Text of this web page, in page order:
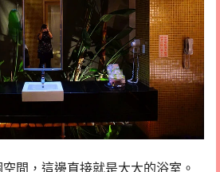
間，這邊直接就是大大的浴室。